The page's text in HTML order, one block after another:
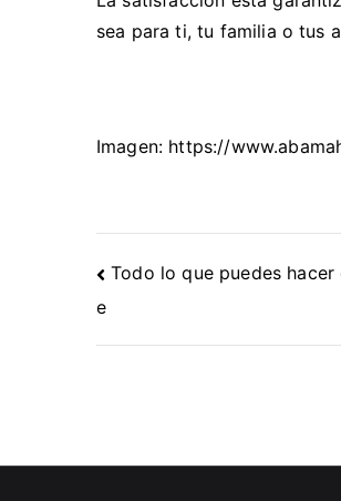
sea para ti, tu familia o tus
Imagen: https://
Navegación
de
entradas
Todo lo que puedes
e